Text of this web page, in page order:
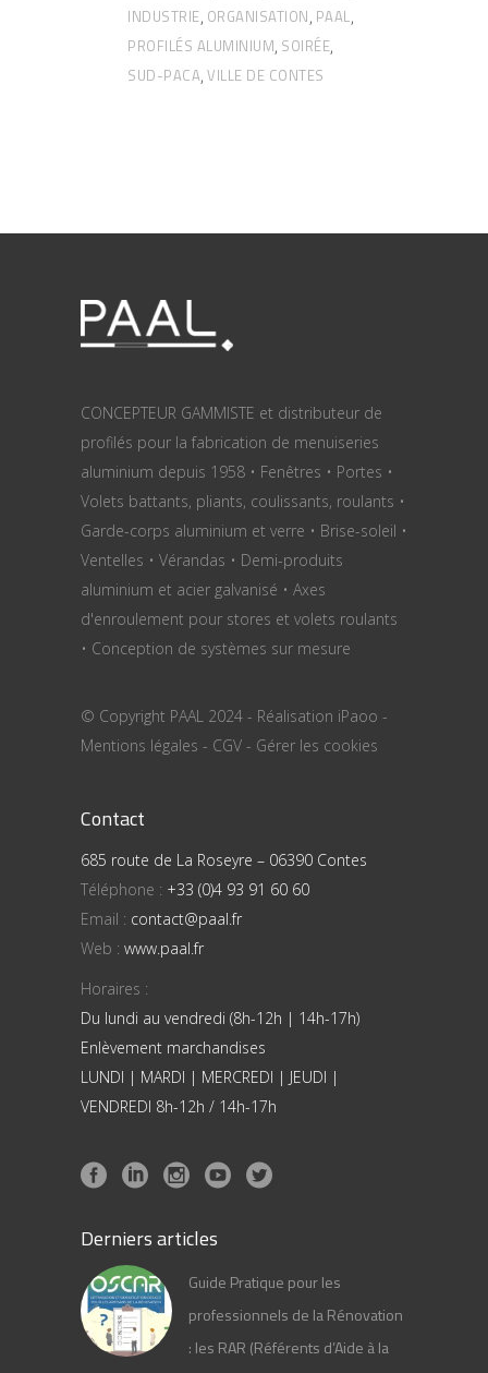
INDUSTRIE, ORGANISATION, PAAL,
PROFILÉS ALUMINIUM, SOIRÉE,
SUD-PACA, VILLE DE CONTES
CONCEPTEUR GAMMISTE et distributeur de
profilés pour la fabrication de menuiseries
aluminium depuis 1958 • Fenêtres • Portes •
Volets battants, pliants, coulissants, roulants •
Garde-corps aluminium et verre • Brise-soleil •
Ventelles • Vérandas • Demi-produits
aluminium et acier galvanisé • Axes
d'enroulement pour stores et volets roulants
• Conception de systèmes sur mesure
© Copyright PAAL 2024 - Réalisation iPaoo -
Mentions légales - CGV - Gérer les cookies
Contact
685 route de La Roseyre – 06390 Contes
Téléphone : +33 (0)4 93 91 60 60
Email : contact@paal.fr
Web : www.paal.fr
Horaires :
Du lundi au vendredi (8h-12h | 14h-17h)
Enlèvement marchandises
LUNDI | MARDI | MERCREDI | JEUDI |
VENDREDI 8h-12h / 14h-17h
Derniers articles
Guide Pratique pour les
professionnels de la Rénovation
: les RAR (Référents d’Aide à la